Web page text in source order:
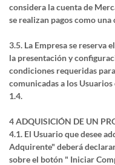
considera la cuenta de
se realizan pagos como una
3.5. La Empresa se reserva
la presentación y
condiciones requeridas
comunicadas a los
1.4.
4 ADQUISICIÓN DE UN
4.1. El Usuario que desee
Adquirente" deberá
sobre el botón " Iniciar